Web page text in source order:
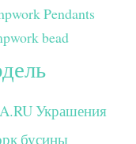
Pendants
bead
Украшения
бусины